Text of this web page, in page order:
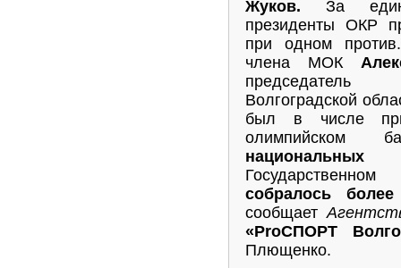
Жуков. За
президенты ОКР
при одном
члена МОК
председатель
Волгоградской
был в числе
олимпийском
собралось
сообщает
«ProСПОРТ
Плющенко.